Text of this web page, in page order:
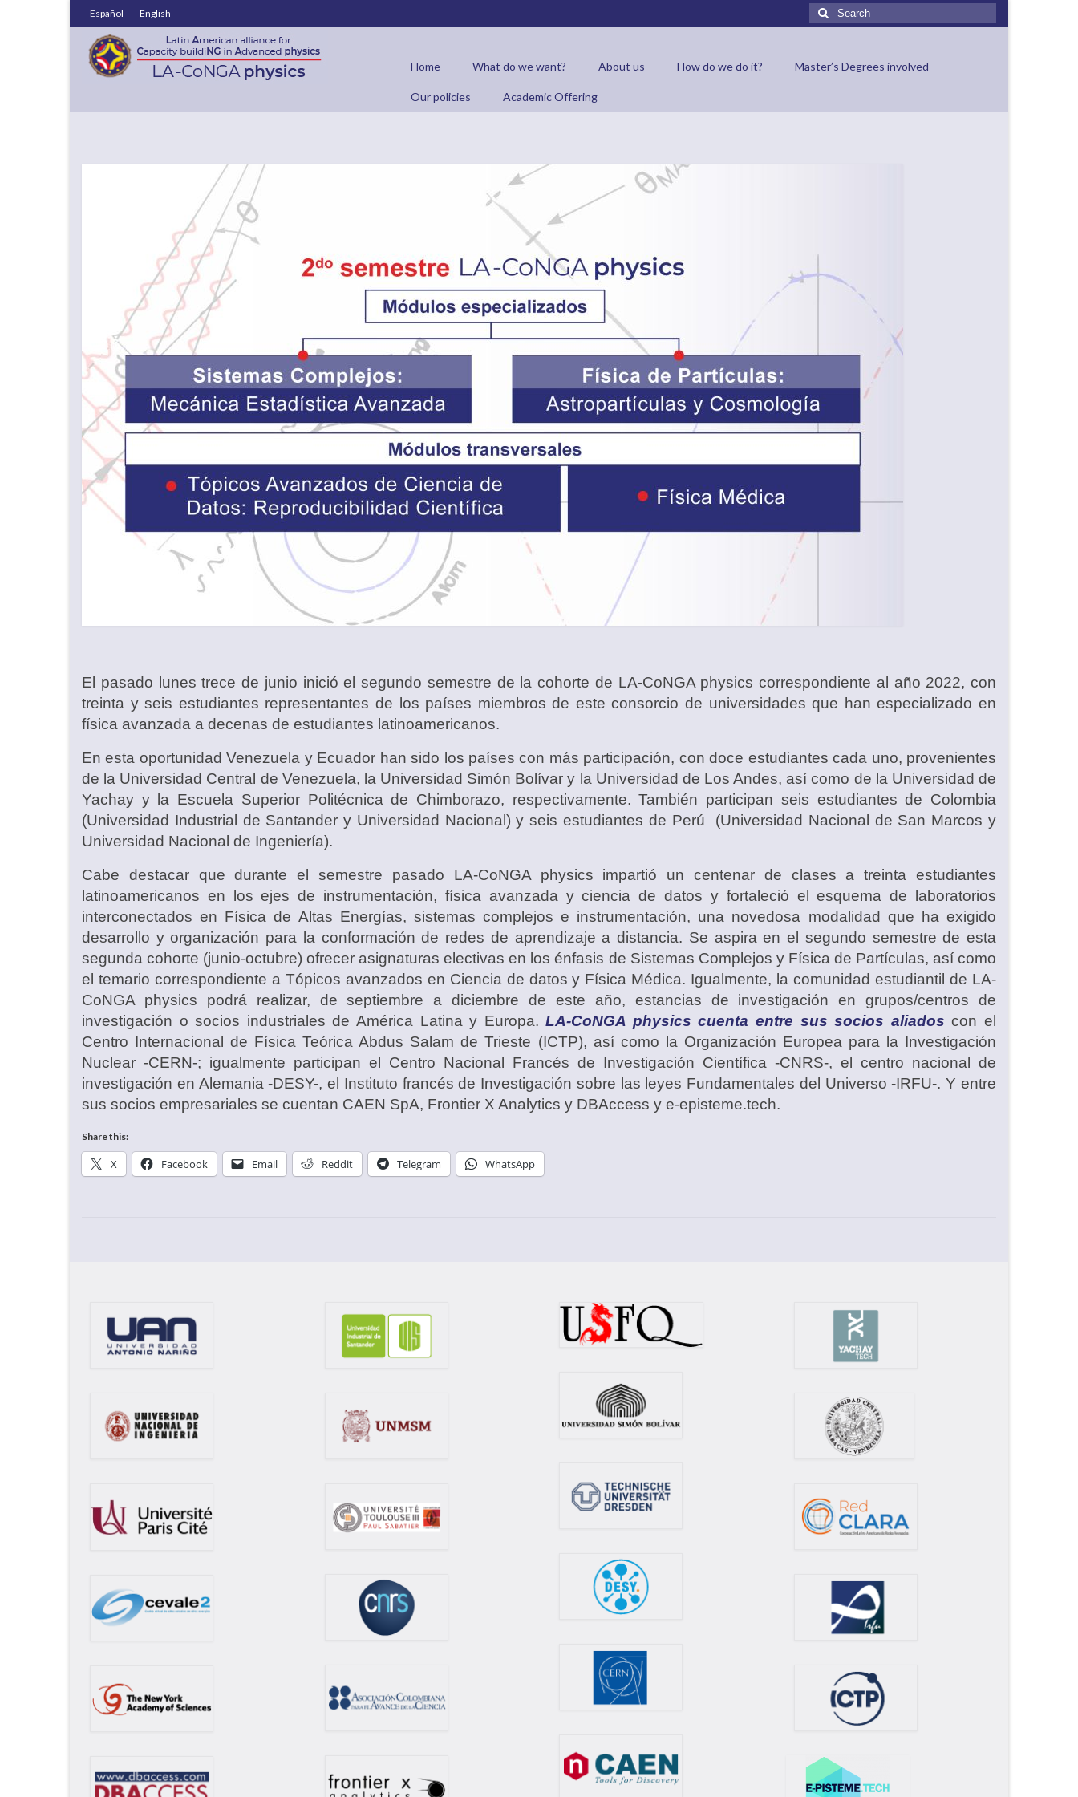
Español English
Search
for:
Home What do we want? About us How do we do it? Master’s Degrees involved
Our policies Academic Offering
Empezó a sonar el segundo semestre 2022
El pasado lunes trece de junio inició el segundo semestre de la cohorte de LA-CoNGA physics correspondiente al año 2022, con
treinta y seis estudiantes representantes de los países miembros de este consorcio de universidades que han especializado en
física avanzada a decenas de estudiantes latinoamericanos.
En esta oportunidad Venezuela y Ecuador han sido los países con más participación, con doce estudiantes cada uno, provenientes
de la Universidad Central de Venezuela, la Universidad Simón Bolívar y la Universidad de Los Andes, así como de la Universidad de
Yachay y la Escuela Superior Politécnica de Chimborazo, respectivamente. También participan seis estudiantes de Colombia
(Universidad Industrial de Santander y Universidad Nacional) y seis estudiantes de Perú (Universidad Nacional de San Marcos y
Universidad Nacional de Ingeniería).
Cabe destacar que durante el semestre pasado LA-CoNGA physics impartió un centenar de clases a treinta estudiantes
latinoamericanos en los ejes de instrumentación, física avanzada y ciencia de datos y fortaleció el esquema de laboratorios
interconectados en Física de Altas Energías, sistemas complejos e instrumentación, una novedosa modalidad que ha exigido
desarrollo y organización para la conformación de redes de aprendizaje a distancia. Se aspira en el segundo semestre de esta
segunda cohorte (junio-octubre) ofrecer asignaturas electivas en los énfasis de Sistemas Complejos y Física de Partículas, así como
el temario correspondiente a Tópicos avanzados en Ciencia de datos y Física Médica. Igualmente, la comunidad estudiantil de LA-
CoNGA physics podrá realizar, de septiembre a diciembre de este año, estancias de investigación en grupos/centros de
investigación o socios industriales de América Latina y Europa.LA-CoNGA physics cuenta entre sus socios aliados con el
Centro Internacional de Física Teórica Abdus Salam de Trieste (ICTP), así como la Organización Europea para la Investigación
Nuclear -CERN-; igualmente participan el Centro Nacional Francés de Investigación Científica -CNRS-, el centro nacional de
investigación en Alemania -DESY-, el Instituto francés de Investigación sobre las leyes Fundamentales del Universo -IRFU-. Y entre
sus socios empresariales se cuentan CAEN SpA, Frontier X Analytics y DBAccess y e-episteme.tech.
Share this:
X Facebook Email Reddit Telegram WhatsApp